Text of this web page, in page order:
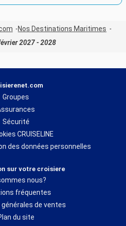
Nos Destinations Maritimes
2027 - 2028
Groupes
Sécurité
CRUISELINE
des données personnelles
sur votre croisiere
nous?
fréquentes
de ventes
du site